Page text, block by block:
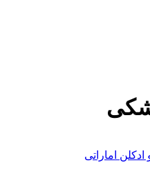
اماراتی